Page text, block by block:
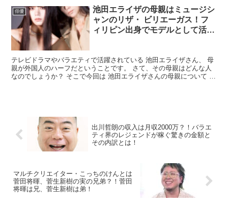
俳優
池田エライザの母親はミュージシ
ャンのリザ・ ビリエーガス！フ
ィリピン出身でモデルとして活動
テレビドラマやバラエティで活躍されている 池田エライザさん、 母
親が外国人のハーフだということです。 さて、その母親はどんな人
なのでしょうか？ そこで今回は 池田エライザさんの母親について リ
出川哲朗の収入は月収2000万？！バラエ
ティ界のレジェンドが稼ぐ驚きの金額と
その内訳とは！
マルチクリエイター・こっちのけんとは
菅田将暉、菅生新樹の実の兄弟？！菅田
将暉は兄、菅生新樹は弟！